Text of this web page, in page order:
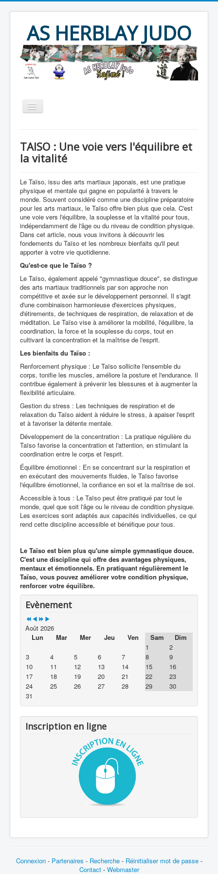
AS HERBLAY JUDO
JUDO
JU JITSU
TAÏSO
Produits divers
Contact
TAISO : Une voie vers l'équilibre et
la vitalité
Le Taïso, issu des arts martiaux japonais, est une pratique
physique et mentale qui gagne en popularité à travers le
monde. Souvent considéré comme une discipline préparatoire
pour les arts martiaux, le Taïso offre bien plus que cela. C'est
une voie vers l'équilibre, la souplesse et la vitalité pour tous,
indépendamment de l'âge ou du niveau de condition physique.
Dans cet article, nous vous invitons à découvrir les
fondements du Taïso et les nombreux bienfaits qu'il peut
apporter à votre vie quotidienne.
Qu'est-ce que le Taïso ?
Le Taïso, également appelé "gymnastique douce", se distingue
des arts martiaux traditionnels par son approche non
compétitive et axée sur le développement personnel. Il s'agit
d'une combinaison harmonieuse d'exercices physiques,
d'étirements, de techniques de respiration, de relaxation et de
méditation. Le Taïso vise à améliorer la mobilité, l'équilibre, la
coordination, la force et la souplesse du corps, tout en
cultivant la concentration et la maîtrise de l'esprit.
Les bienfaits du Taïso :
Renforcement physique : Le Taïso sollicite l'ensemble du
corps, tonifie les muscles, améliore la posture et l'endurance. Il
contribue également à prévenir les blessures et à augmenter la
flexibilité articulaire.
Gestion du stress : Les techniques de respiration et de
relaxation du Taïso aident à réduire le stress, à apaiser l'esprit
et à favoriser la détente mentale.
Développement de la concentration : La pratique régulière du
Taïso favorise la concentration et l'attention, en stimulant la
coordination entre le corps et l'esprit.
Équilibre émotionnel : En se concentrant sur la respiration et
en exécutant des mouvements fluides, le Taïso favorise
l'équilibre émotionnel, la confiance en soi et la maîtrise de soi.
Accessible à tous : Le Taïso peut être pratiqué par tout le
monde, quel que soit l'âge ou le niveau de condition physique.
Les exercices sont adaptés aux capacités individuelles, ce qui
rend cette discipline accessible et bénéfique pour tous.
Le Taïso est bien plus qu'une simple gymnastique douce.
C'est une discipline qui offre des avantages physiques,
mentaux et émotionnels. En pratiquant régulièrement le
Taïso, vous pouvez améliorer votre condition physique,
renforcer votre équilibre.
Evènement
Août 2026
Lun
Mar Mer Jeu Ven Sam
Dim
1
2
3
4 5 6 7 8
9
10
11 12 13 14 15
16
17
18 19 20 21 22
23
24
25 26 27 28 29
30
31
Inscription en ligne
Connexion - Partenaires - Recherche- Réinitialiser mot de passe-
Contact- Webmaster